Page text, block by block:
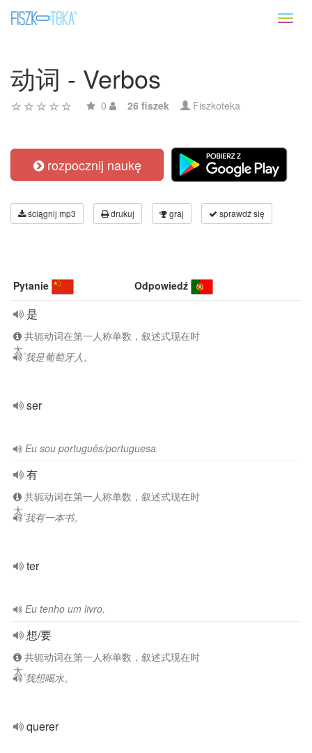
动词 - Verbos
0 26 fiszek Fiszkoteka
rozpocznij naukę
ściągnij mp3 drukuj graj sprawdź się
Pytanie Odpowiedź
是
共轭动词在第一人称单数，叙述式现在时
太。我是葡萄牙人。
ser
Eu sou português/portuguesa.
有
共轭动词在第一人称单数，叙述式现在时
太。我有一本书。
ter
Eu tenho um livro.
想/要
共轭动词在第一人称单数，叙述式现在时
太。我想喝水。
querer